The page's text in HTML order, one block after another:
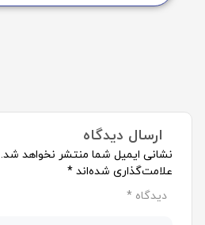
ارسال دیدگاه
نشانی ایمیل شما منتشر نخواهد شد.
علامت‌گذاری شده‌اند *
دیدگاه *